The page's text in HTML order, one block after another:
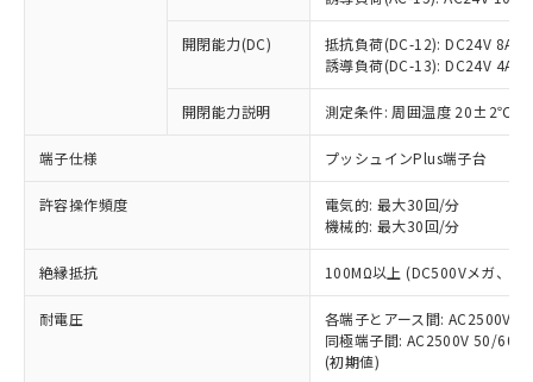
開閉能力(DC)
抵抗負荷(DC-12): DC24V 8A/
誘導負荷(DC-13): DC24V 4A/
開閉能力説明 測定条件: 周囲温度 20±2℃、
端子仕様 プッシュインPlus端子台
許容操作頻度
電気的: 最大30回/分
機械的: 最大30回/分
絶縁抵抗 100MΩ以上 (DC500Vメガ、点
耐電圧
各端子とアース間: AC2500V
同極端子間: AC2500V 50/
(初期値)
以下の条件をお読みいただき、同意のうえ
ご利用ください。
本サービスは、当社制御機器事業取扱
商品の当社在庫状況および標準価格
(税抜)を提供させていただくもので
当社制御機器事業取扱商品の中には、
本サービスの対象外となる商品もある
ことをご了承ください。
在庫状況および標準価格照会結果は、
記載している更新日時点での社内デー
タに基づき作成されるものであり、閲
覧された時点での実際の在庫および標
準価格とは異なる場合があることをご
非含有に非対応の商品で、対応品を出す予
定はありません。
調査・確認中：EU RoHS指令（10物質）の
非含有の対応状況を調査中または確認中の
非該当品：ライセンス料など無形物で、有
害物質有無と関係のない商品です。
仕入先様の事情により、非含有部品として
いたものが、含有品と判明した場合などや
むを得ず変更することがあります。
六価クロム(Cr(Ⅵ)) 1000ppm以下、ポリ臭化ビフェニル
類(PBB) 1000ppm以下、ポリ臭化ジフェニルエーテル類
「○」：最大均質材料含有率が中国RoHSの
基準値以下であることを示します。
「×」：最大均質材料含有率が中国RoHSの
基準値を超えていることを示します。
「－」：未確認です。当社販売部門へお問
*中国RoHS10物質の基準値 (GB/T26572)：
Pb(鉛) :1000ppm、 Hg(水銀) : 1000ppm、 Cd(カドミウ
Cr(Ⅵ)(六価クロム) : 1000ppm、 PBBs(ポリ臭化ビフェ
当社は、これら貴社製品のうち、外国
為替および外国貿易法に定める商品
（以下｢規制貨物等」という）を輸出
または国外への提供する場合は、日本
国政府の輸出許可(または役務取引許
可)を取得するなどの必要な手続きを